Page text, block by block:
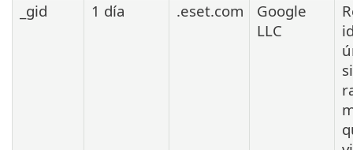
_gid
1 día .eset.com
Google
LLC